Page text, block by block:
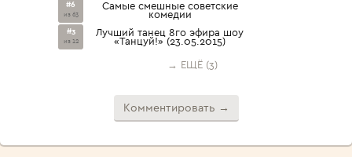
#6
из 63
Самые смешные советские
комедии
#3
из 12
Лучший танец 8го эфира шоу
«Танцуй!» (23.05.2015)
→ ЕЩЁ (3)
Комментировать →